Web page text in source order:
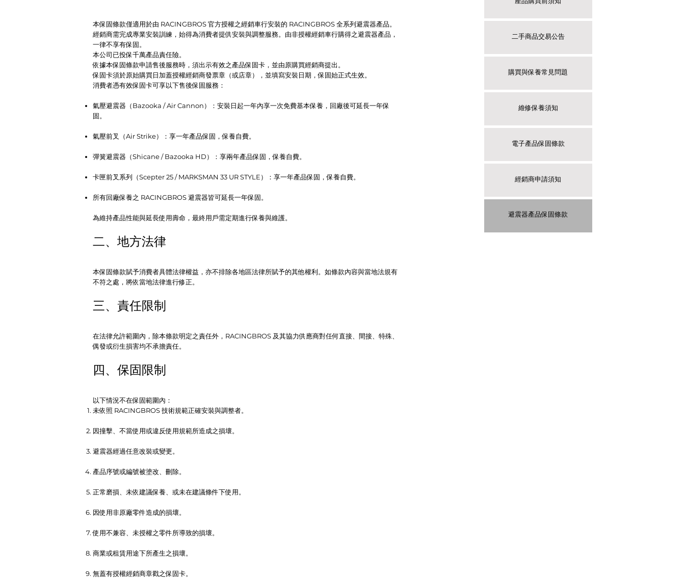
本保固條款僅適用於由 RACINGBROS 官方授權之經銷車行安裝的 RACINGBROS 全系列避震器產品。
經銷商需完成專業安裝訓練，始得為消費者提供安裝與調整服務。由非授權經銷車行購得之避震器產品，
一律不享有保固。
本公司已投保千萬產品責任險。
依據本保固條款申請售後服務時，須出示有效之產品保固卡，並由原購買經銷商提出。
保固卡須於原始購買日加蓋授權經銷商發票章（或店章），並填寫安裝日期，保固始正式生效。
消費者憑有效保固卡可享以下售後保固服務：
氣壓避震器（Bazooka / Air Cannon）：安裝日起一年內享一次免費基本保養，回廠後可延長一年保
固。
氣壓前叉（Air Strike）：享一年產品保固，保養自費。
彈簧避震器（Shicane / Bazooka HD）：享兩年產品保固，保養自費。
卡匣前叉系列（Scepter 25 / MARKSMAN 33 UR STYLE）：享一年產品保固，保養自費。
所有回廠保養之 RACINGBROS 避震器皆可延長一年保固。
為維持產品性能與延長使用壽命，最終用戶需定期進行保養與維護。
二、地方法律
本保固條款賦予消費者具體法律權益，亦不排除各地區法律所賦予的其他權利。如條款內容與當地法規有
不符之處，將依當地法律進行修正。
三、責任限制
在法律允許範圍內，除本條款明定之責任外，RACINGBROS 及其協力供應商對任何直接、間接、特殊、
偶發或衍生損害均不承擔責任。
四、保固限制
以下情況不在保固範圍內：
未依照 RACINGBROS 技術規範正確安裝與調整者。
因撞擊、不當使用或違反使用規範所造成之損壞。
避震器經過任意改裝或變更。
產品序號或編號被塗改、刪除。
正常磨損、未依建議保養、或未在建議條件下使用。
因使用非原廠零件造成的損壞。
使用不兼容、未授權之零件所導致的損壞。
商業或租賃用途下所產生之損壞。
無蓋有授權經銷商章戳之保固卡。
二手商品交易公告
購買與保養常見問題
維修保養須知
電子產品保固條款
經銷商申請須知
避震器產品保固條款